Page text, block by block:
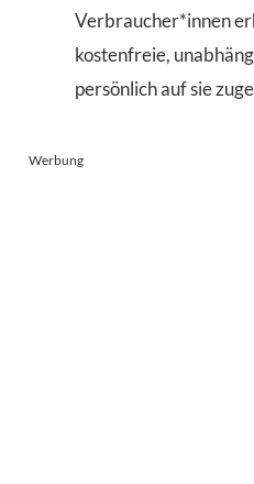
Verbraucher*innen
kostenfreie,
persönlich auf sie
Werbung